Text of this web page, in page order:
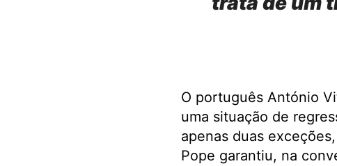
O português António
uma situação de
apenas duas
Pope garantiu, na